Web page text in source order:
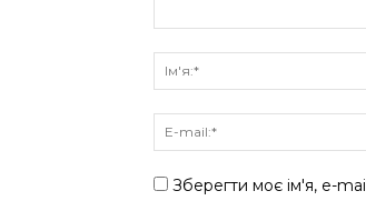
Зберегти моє ім'я, e-